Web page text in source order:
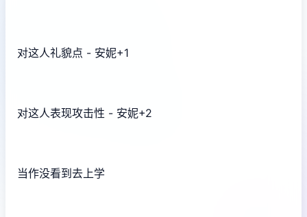
对这人礼貌点 - 安妮+1
对这人表现攻击性 - 安妮+2
当作没看到去上学